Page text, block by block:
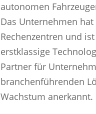
autonomen
Das Unternehmen
Rechenzentren und
erstklassige
Partner für
branchenführenden
Wachstum anerkannt.